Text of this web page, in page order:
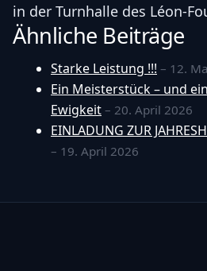
in der Turnhalle des Léon-
Ähnliche Beiträge
Starke Leistung !!! – 12.
Ein Meisterstück – und
Ewigkeit – 20. April 2026
EINLADUNG ZUR
– 19. April 2026